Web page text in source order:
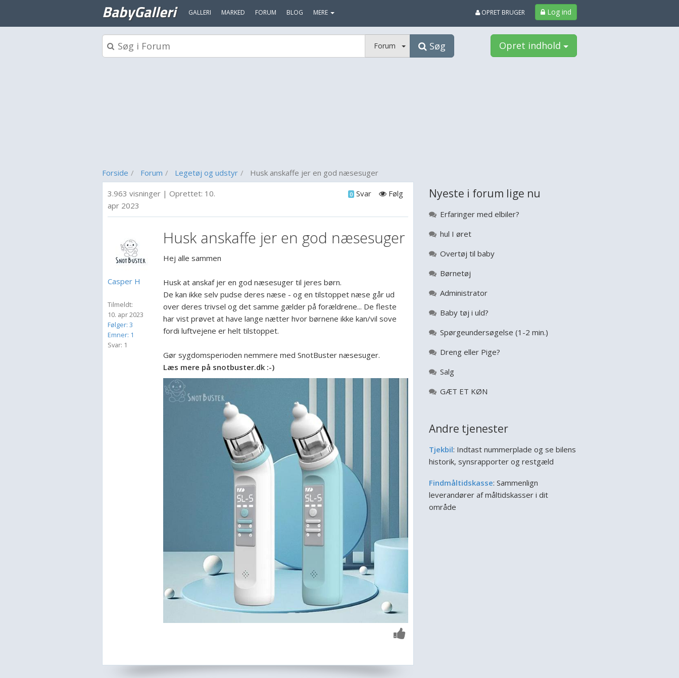
BabyGalleri GALLERI MARKED FORUM BLOG MERE Log ind
OPRET BRUGER
Forum Søg Opret indhold
Forside Forum Legetøj og udstyr Husk anskaffe jer en god næsesuger
3.963 visninger | Oprettet: 10.
apr 2023
Følg
0 Svar
Casper H
Tilmeldt:
10. apr 2023
Følger: 3
Emner: 1
Svar: 1
Husk anskaffe jer en god næsesuger
Hej alle sammen
Husk at anskaf jer en god næsesuger til jeres børn.
De kan ikke selv pudse deres næse - og en tilstoppet næse går ud
over deres trivsel og det samme gælder på forældrene... De fleste
har vist prøvet at have lange nætter hvor børnene ikke kan/vil sove
fordi luftvejene er helt tilstoppet.
Gør sygdomsperioden nemmere med SnotBuster næsesuger.
Læs mere på snotbuster.dk :-)
Nyeste i forum lige nu
Erfaringer med elbiler?
hul I øret
Overtøj til baby
Børnetøj
Administrator
Baby tøj i uld?
Spørgeundersøgelse (1-2 min.)
Dreng eller Pige?
Salg
GÆT ET KØN
Andre tjenester
Tjekbil: Indtast nummerplade og se bilens
historik, synsrapporter og restgæld
Findmåltidskasse: Sammenlign
leverandører af måltidskasser i dit
område